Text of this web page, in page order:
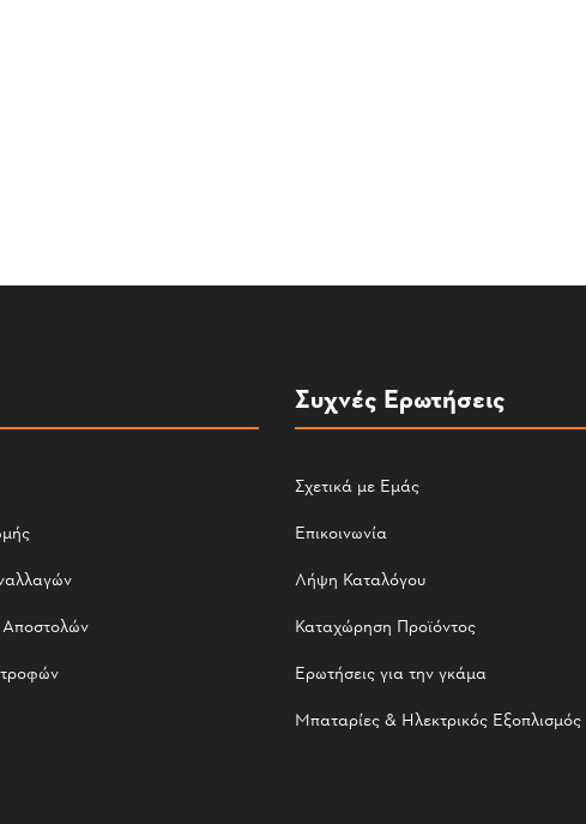
Συχνές Ερωτήσεις
Σχετικά με Εμάς
Επικοινωνία
Λήψη Καταλόγου
Καταχώρηση Προϊόντος
Ερωτήσεις για την γκάμα
Μπαταρίες & Ηλεκτρικός Εξοπλισμός